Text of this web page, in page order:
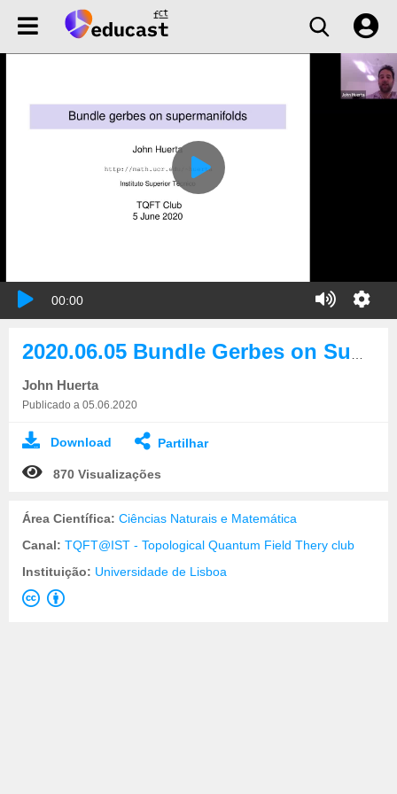
00:00
John Huerta
Publicado a 05.06.2020
Download Partilhar
870 Visualizações
Área Científica: Ciências Naturais e Matemática
Canal: TQFT@IST - Topological Quantum Field Thery club
Instituição: Universidade de Lisboa